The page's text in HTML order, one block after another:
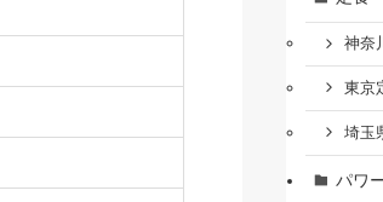
神奈
東京
埼玉
パワ